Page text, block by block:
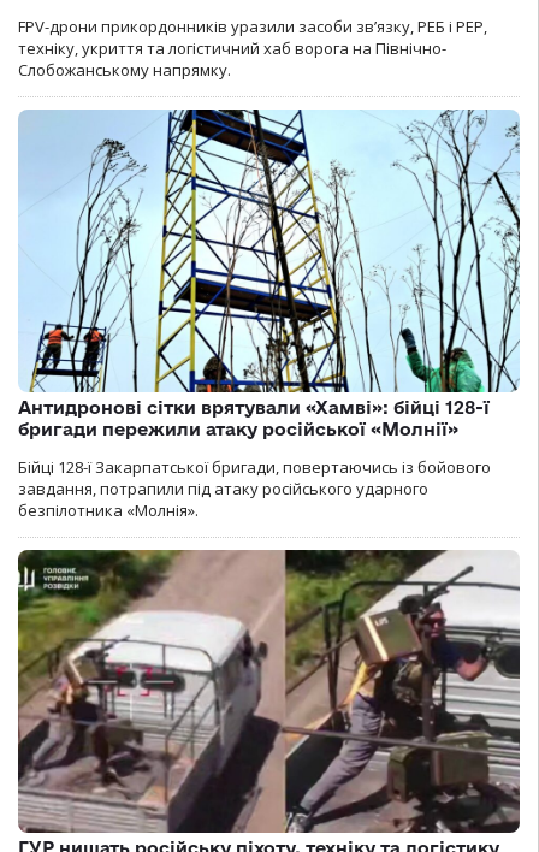
FPV-дрони прикордонників уразили засоби зв’язку, РЕБ і РЕР,
техніку, укриття та логістичний хаб ворога на Північно-
Слобожанському напрямку.
Антидронові сітки врятували «Хамві»: бійці 128-ї
бригади пережили атаку російської «Молнії»
Бійці 128-ї Закарпатської бригади, повертаючись із бойового
завдання, потрапили під атаку російського ударного
безпілотника «Молнія».
ГУР нищать російську піхоту, техніку та логістику